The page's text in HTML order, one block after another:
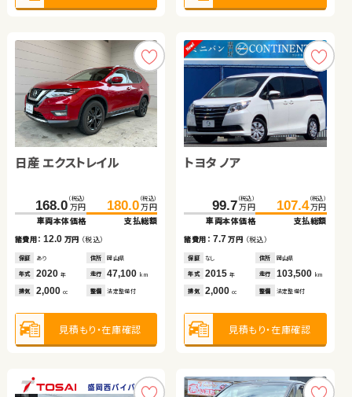
日産 エクストレイル
168.0 （税込）
万円
車両本体価格
180.0 （税込）
万円
支払総額
諸費用：12.0 万円 （税込）
保証 あり 住所 岡山県
年式 2020 年 走行 47,100 km
排気 2,000 cc 整備 法定整備付
見積もり・在庫確認
トヨタ ノア
99.7 （税込）
万円
車両本体価格
107.4 （税込）
万円
支払総額
諸費用： 7.7万円 （税込）
保証 なし 住所 岡山県
年式 2015年 走行 103,500 km
排気 2,000cc 整備 法定整備付
見積もり・在庫確認
トヨタ ヴォクシー
107.6万円
車両本体価格
諸費用：15.7万円 （税込）
保証 なし 住所 東京都
排気 2,000cc 整備 なし
ホンダ フィット ハイブリ
ッド
64.8万円
車両本体価格
諸費用：14.0万円 （税込）
保証 あり 住所 宮城県
排気 1,500cc 整備 法定整備付
ダイハツ タント
89.0 （税込）
万円
車両本体価格
95.5 （税込）
万円
支払総額
諸費用：6.5万円（税込）
保証 あり 住所 福島県
年式 2015 年 走行 12,300 km
排気 660cc 整備 なし
見積もり・在庫確認
トヨタ アクア
132.0 （税込）
万円
車両本体価格
141.7 （税込）
万円
支払総額
諸費用： 9.7万円 （税込）
保証 なし 住所 福島県
年式 2020年 走行 50,700km
排気 1,500cc 整備 法定整備付
見積もり・在庫確認